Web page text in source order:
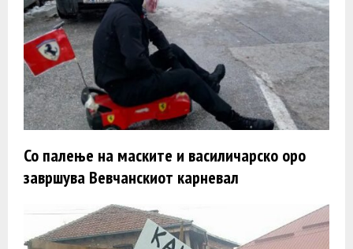
Со палење на маските и василичарско оро
завршува Вевчанскиот карневал